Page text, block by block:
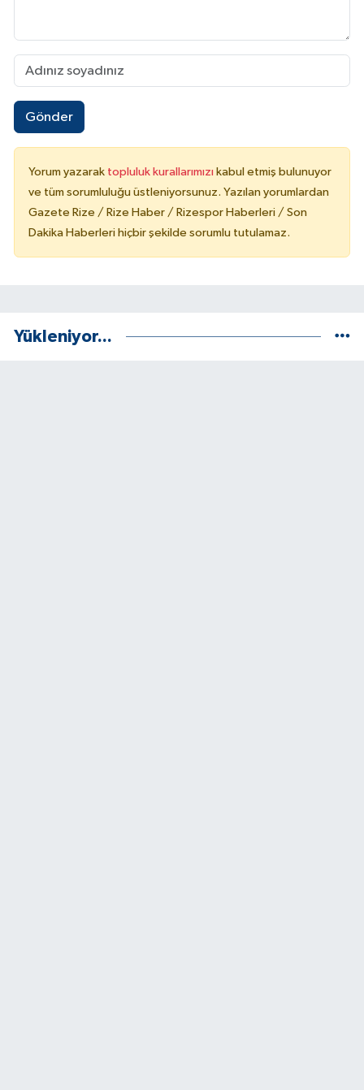
Gönder
Yorum yazarak topluluk kurallarımızı kabul etmiş bulunuyor
ve tüm sorumluluğu üstleniyorsunuz. Yazılan yorumlardan
Gazete Rize / Rize Haber / Rizespor Haberleri / Son
Dakika Haberleri hiçbir şekilde sorumlu tutulamaz.
Yükleniyor...